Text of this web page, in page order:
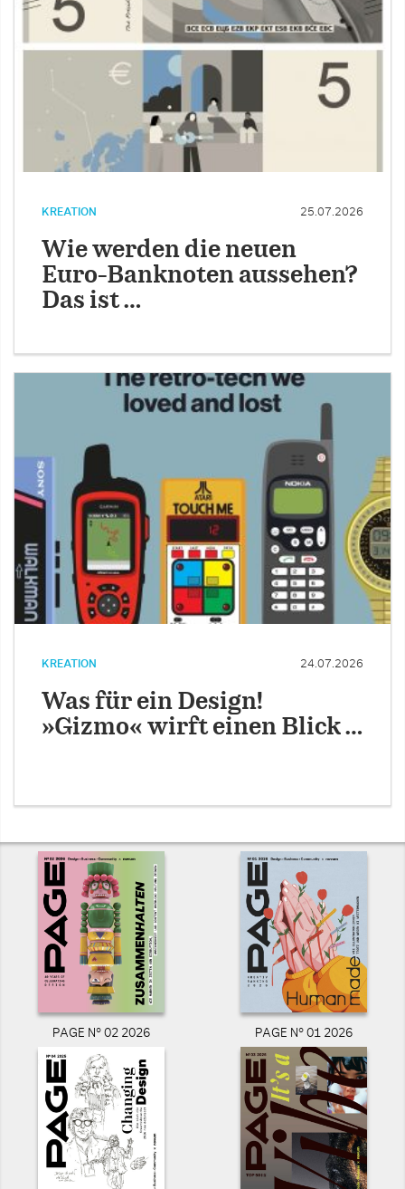
KREATION 25.07.2026
Wie werden die neuen
Euro-Banknoten aussehen?
Das ist …
KREATION 24.07.2026
Was für ein Design!
»Gizmo« wirft einen Blick …
PAGE N° 02 2026 PAGE N° 01 2026